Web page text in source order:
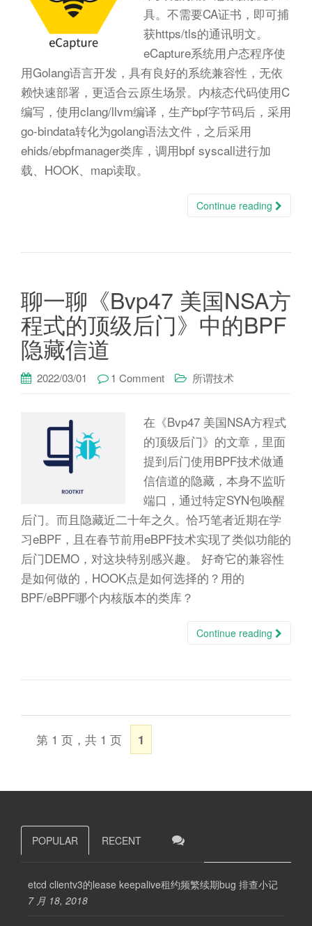
具。不需要CA证书，即可捕
获https/tls的通讯明文。
eCapture系统用户态程序使
用Golang语言开发，具有良好的系统兼容性，无依
赖快速部署，更适合云原生场景。内核态代码使用C
编写，使用clang/llvm编译，生产bpf字节码后，采用
go-bindata转化为golang语法文件，之后采用
ehids/ebpfmanager类库，调用bpf syscall进行加
载、HOOK、map读取。
Continue reading
聊一聊《Bvp47 美国NSA方
程式的顶级后门》中的BPF
隐藏信道
2022/03/01 1 Comment 所谓技术
在《Bvp47 美国NSA方程式
的顶级后门》的文章，里面
提到后门使用BPF技术做通
信信道的隐藏，本身不监听
端口，通过特定SYN包唤醒
后门。而且隐藏近二十年之久。恰巧笔者近期在学
习eBPF，且在春节前用eBPF技术实现了类似功能的
后门DEMO，对这块特别感兴趣。 好奇它的兼容性
是如何做的，HOOK点是如何选择的？用的
BPF/eBPF哪个内核版本的类库？
Continue reading
第 1 页，共 1 页 1
POPULAR RECENT
etcd clientv3的lease keepalive租约频繁续期bug 排查小记
7 月 18, 2018